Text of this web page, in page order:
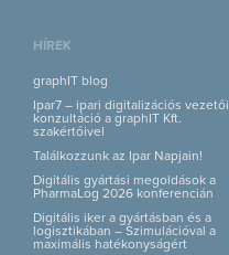
HÍREK
graphIT blog
Ipar7 – ipari digitalizációs vezetői
konzultáció a graphIT Kft.
szakértőivel
Találkozzunk az Ipar Napjain!
Digitális gyártási megoldások a
PharmaLog 2026 konferencián
Digitális iker a gyártásban és a
logisztikában – Szimulációval a
maximális hatékonyságért